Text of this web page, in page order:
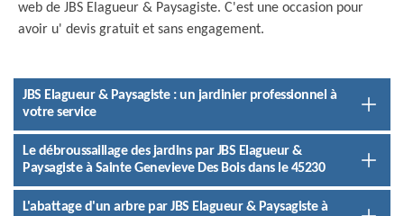
web de JBS Elagueur & Paysagiste. C'est une occasion pour
avoir u' devis gratuit et sans engagement.
JBS Elagueur & Paysagiste : un jardinier professionnel à
votre service
Le débroussaillage des jardins par JBS Elagueur &
Paysagiste à Sainte Genevieve Des Bois dans le 45230
L'abattage d'un arbre par JBS Elagueur & Paysagiste à